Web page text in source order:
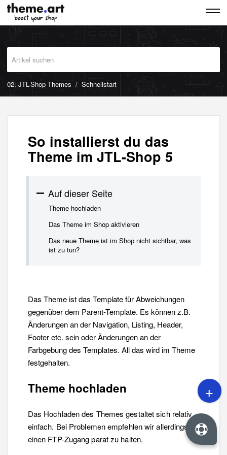
02. JTL-Shop Themes Schnellstart
So installierst du das
Theme im JTL-Shop 5
Auf dieser Seite
Theme hochladen
Das Theme im Shop aktivieren
Das neue Theme ist im Shop nicht sichtbar, was
ist zu tun?
Das Theme ist das Template für Abweichungen
gegenüber dem Parent-Template. Es können z.B.
Änderungen an der Navigation, Listing, Header,
Footer etc. sein oder Änderungen an der
Farbgebung des Templates. All das wird im Theme
festgehalten.
Theme hochladen
Das Hochladen des Themes gestaltet sich relativ
einfach. Bei Problemen empfehlen wir allerdings
einen FTP-Zugang parat zu halten.